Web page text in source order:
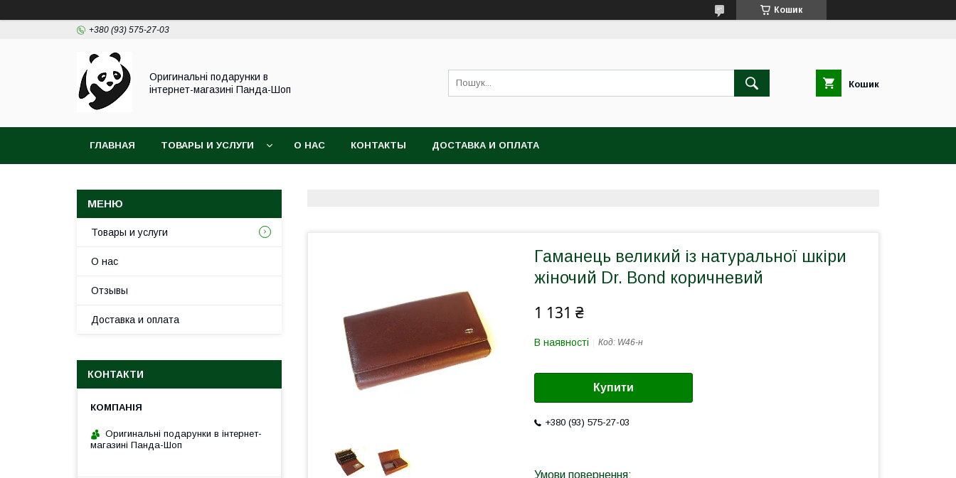
Кошик
+380 (93) 575-27-03
Оригинальні подарунки в
інтернет-магазині Панда-Шоп
Кошик
ГЛАВНАЯ ТОВАРЫ И УСЛУГИ О НАС КОНТАКТЫ ДОСТАВКА И ОПЛАТА
Гаманець великий із натуральної шкіри
жіночий Dr. Bond коричневий
1 131 ₴
В наявності Код: W46-н
Купити
+380 (93) 575-27-03
Товары и услуги
О нас
Отзывы
Доставка и оплата
КОНТАКТИ
Оригинальні подарунки в інтернет-
магазині Панда-Шоп